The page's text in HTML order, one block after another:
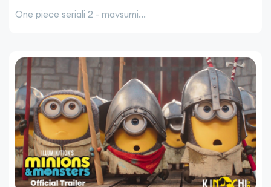
One piece seriali 2 - mavsumi...